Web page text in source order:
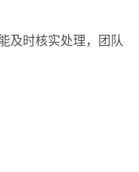
及时核实处理，团队